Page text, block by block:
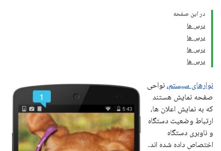
در این صفحه
درس ها
درس ها
درس ها
درس ها
نوارهای سیستم، نواحی
صفحه نمایش هستند
که به نمایش اعلان ها،
ارتباط وضعیت دستگاه
و ناوبری دستگاه
اختصاص داده شده اند.